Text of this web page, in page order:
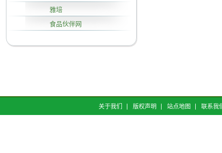
雅培
食品伙伴网
关于我们 版权声明 站点地图 联系我